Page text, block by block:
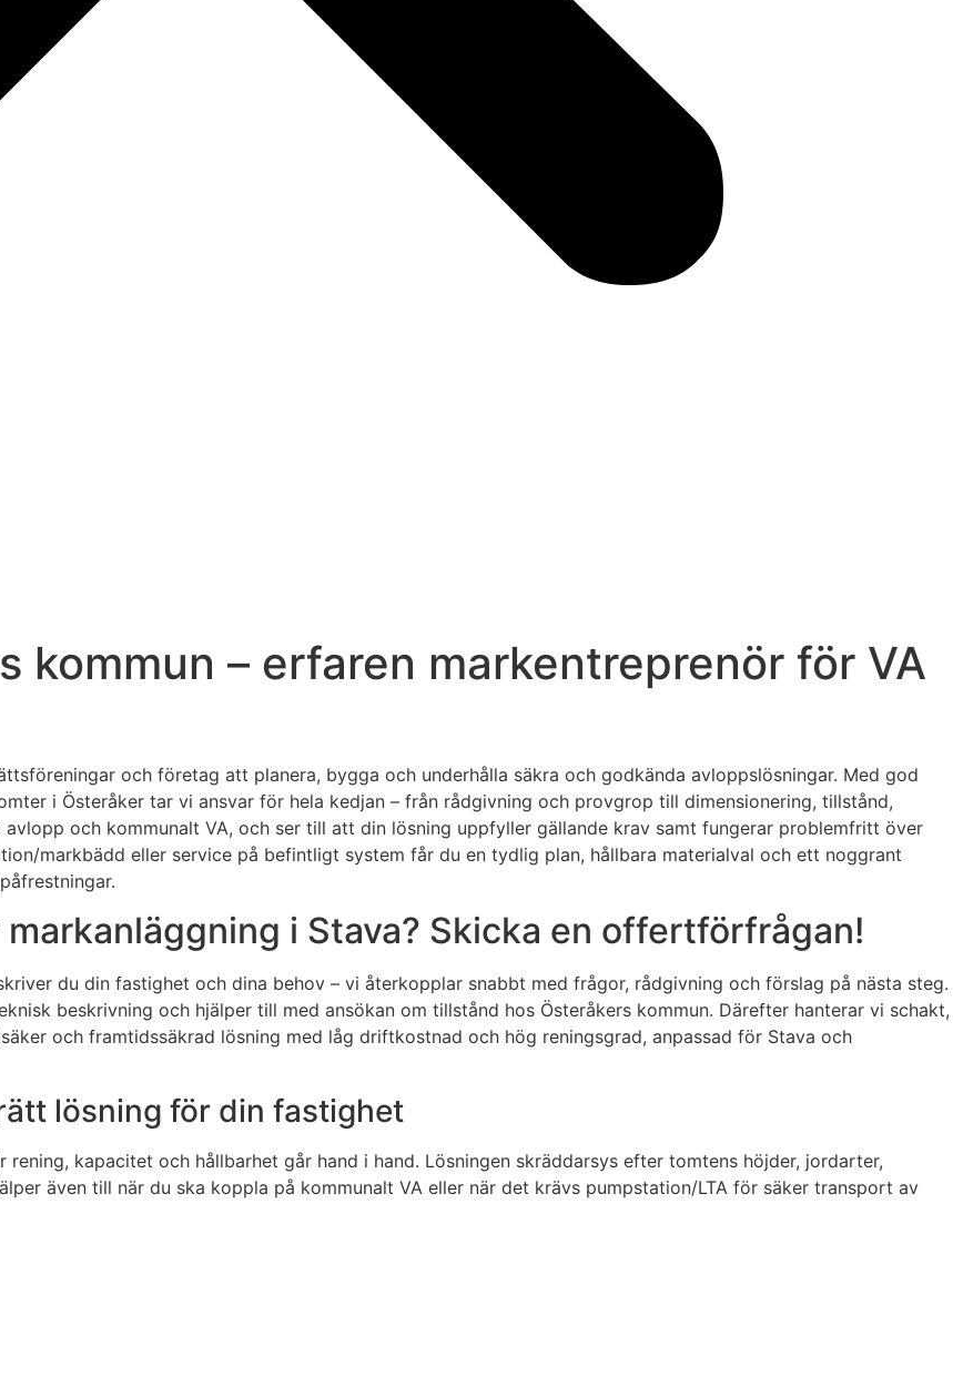
kommun – erfaren markentreprenör för VA
och företag att planera, bygga och underhålla säkra och godkända avloppslösningar. Med god
i Österåker tar vi ansvar för hela kedjan – från rådgivning och provgrop till dimensionering, tillstånd,
och kommunalt VA, och ser till att din lösning uppfyller gällande krav samt fungerar problemfritt över
markbädd eller service på befintligt system får du en tydlig plan, hållbara materialval och ett noggrant
i Stava? Skicka en offertförfrågan!
du din fastighet och dina behov – vi återkopplar snabbt med frågor, rådgivning och förslag på nästa steg.
beskrivning och hjälper till med ansökan om tillstånd hos Österåkers kommun. Därefter hanterar vi schakt,
och framtidssäkrad lösning med låg driftkostnad och hög reningsgrad, anpassad för Stava och
lösning för din fastighet
kapacitet och hållbarhet går hand i hand. Lösningen skräddarsys efter tomtens höjder, jordarter,
även till när du ska koppla på kommunalt VA eller när det krävs pumpstation/LTA för säker transport av